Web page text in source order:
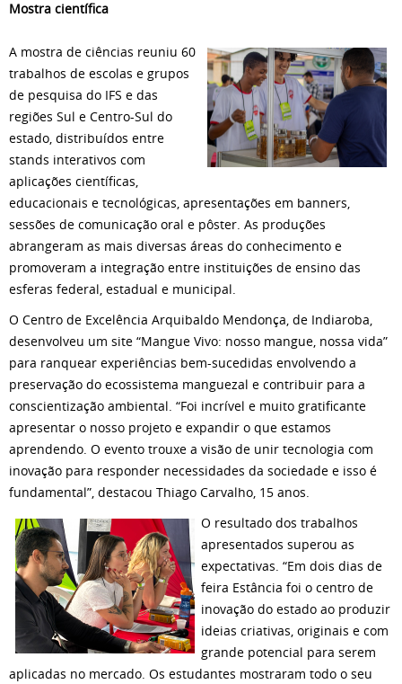
Mostra científica
A mostra de ciências reuniu 60
trabalhos de escolas e grupos
de pesquisa do IFS e das
regiões Sul e Centro-Sul do
estado, distribuídos entre
stands interativos com
aplicações científicas,
educacionais e tecnológicas, apresentações em banners,
sessões de comunicação oral e pôster. As produções
abrangeram as mais diversas áreas do conhecimento e
promoveram a integração entre instituições de ensino das
esferas federal, estadual e municipal.
O Centro de Excelência Arquibaldo Mendonça, de Indiaroba,
desenvolveu um site “Mangue Vivo: nosso mangue, nossa vida”
para ranquear experiências bem-sucedidas envolvendo a
preservação do ecossistema manguezal e contribuir para a
conscientização ambiental. “Foi incrível e muito gratificante
apresentar o nosso projeto e expandir o que estamos
aprendendo. O evento trouxe a visão de unir tecnologia com
inovação para responder necessidades da sociedade e isso é
fundamental”, destacou Thiago Carvalho, 15 anos.
O resultado dos trabalhos
apresentados superou as
expectativas. “Em dois dias de
feira Estância foi o centro de
inovação do estado ao produzir
ideias criativas, originais e com
grande potencial para serem
aplicadas no mercado. Os estudantes mostraram todo o seu